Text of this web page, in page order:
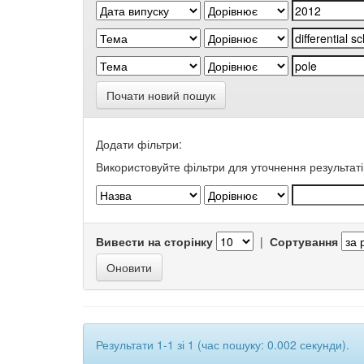
Почати новий пошук
Додати фільтри:
Використовуйте фільтри для уточнення
Вивести на сторінку | Сортування
Результати 1-1 зі 1 (час пошуку: 0.002 секунди).